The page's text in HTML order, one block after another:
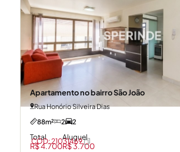
Apartamento no bairro São João
Rua Honório Silveira Dias
88m²
2 2
Total
R$ 4.700
Aluguel
R$ 3.700
CÓD: 21031469